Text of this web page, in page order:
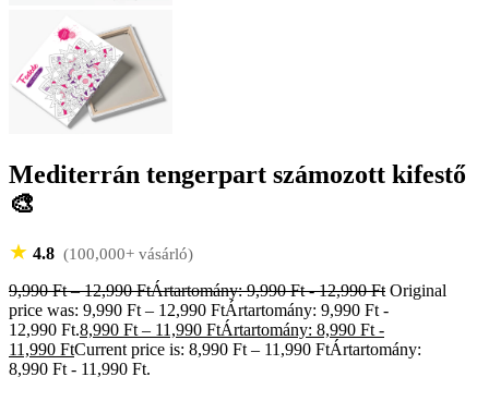
Mediterrán tengerpart számozott kifestő
🎨
★ 4.8 (100,000+ vásárló)
9,990Ft – 12,990FtÁrtartomány: 9,990 Ft - 12,990 Ft Original
price was: 9,990 Ft – 12,990 FtÁrtartomány: 9,990 Ft -
12,990 Ft.8,990 Ft – 11,990 FtÁrtartomány: 8,990 Ft -
11,990 FtCurrent price is: 8,990 Ft – 11,990 FtÁrtartomány:
8,990 Ft - 11,990 Ft.